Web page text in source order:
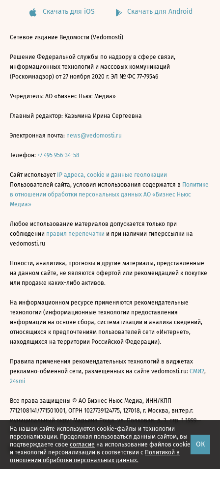
На нашем сайте используются cookie-файлы и технологии
персонализации. Продолжая пользоваться данным сайтом, вы
подтверждаете свое согласие на использование файлов cookie
и технологий персонализации в соответствии с Политикой в
отношении обработки персональных данных.
ОК
Скачать для iOS Скачать для Android
Сетевое издание Ведомости (Vedomosti)
Решение Федеральной службы по надзору в сфере связи,
информационных технологий и массовых коммуникаций
(Роскомнадзор) от 27 ноября 2020 г. ЭЛ № ФС 77-79546
Учредитель: АО «Бизнес Ньюс Медиа»
Главный редактор: Казьмина Ирина Сергеевна
Электронная почта: news@vedomosti.ru
Телефон: +7 495 956-34-58
Сайт использует IP адреса, cookie и данные геолокации
Пользователей сайта, условия использования содержатся в Политике
в отношении обработки персональных данных АО «Бизнес Ньюс
Медиа»
Любое использование материалов допускается только при
соблюдении правил перепечатки и при наличии гиперссылки на
vedomosti.ru
Новости, аналитика, прогнозы и другие материалы, представленные
на данном сайте, не являются офертой или рекомендацией к покупке
или продаже каких-либо активов.
На информационном ресурсе применяются рекомендательные
технологии (информационные технологии предоставления
информации на основе сбора, систематизации и анализа сведений,
относящихся к предпочтениям пользователей сети «Интернет»,
находящихся на территории Российской Федерации).
Правила применения рекомендательных технологий в виджетах
рекламно-обменной сети, размещенных на сайте vedomosti.ru: СМИ2,
24smi
Все права защищены © АО Бизнес Ньюс Медиа, ИНН/КПП
7712108141/771501001, ОГРН 1027739124775, 127018, г. Москва, вн.тер.г.
муниципальный округ Марьина Роща, ул. Полковая, д. 3, стр. 1 1999—
2026